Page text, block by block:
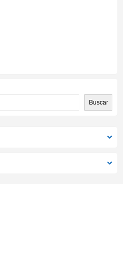
Buscar